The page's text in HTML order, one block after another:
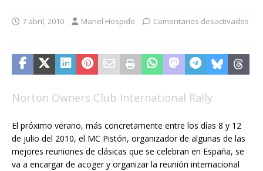
7 abril, 2010 Manel Hospido Comentarios desactivados
Norton Owners Club International Rally
El próximo verano, más concretamente entre los días 8 y 12
de julio del 2010, el MC Pistón, organizador de algunas de las
mejores reuniones de clásicas que se celebran en España, se
va a encargar de acoger y organizar la reunión internacional